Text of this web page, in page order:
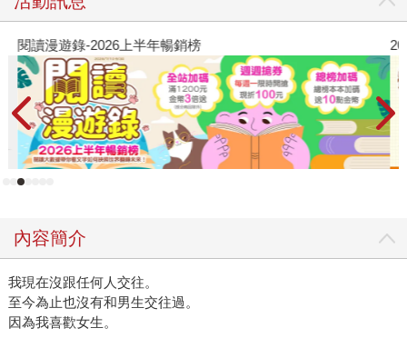
閱讀漫遊錄-2026上半年暢銷榜
內容簡介
我現在沒跟任何人交往。
至今為止也沒有和男生交往過。
因為我喜歡女生。